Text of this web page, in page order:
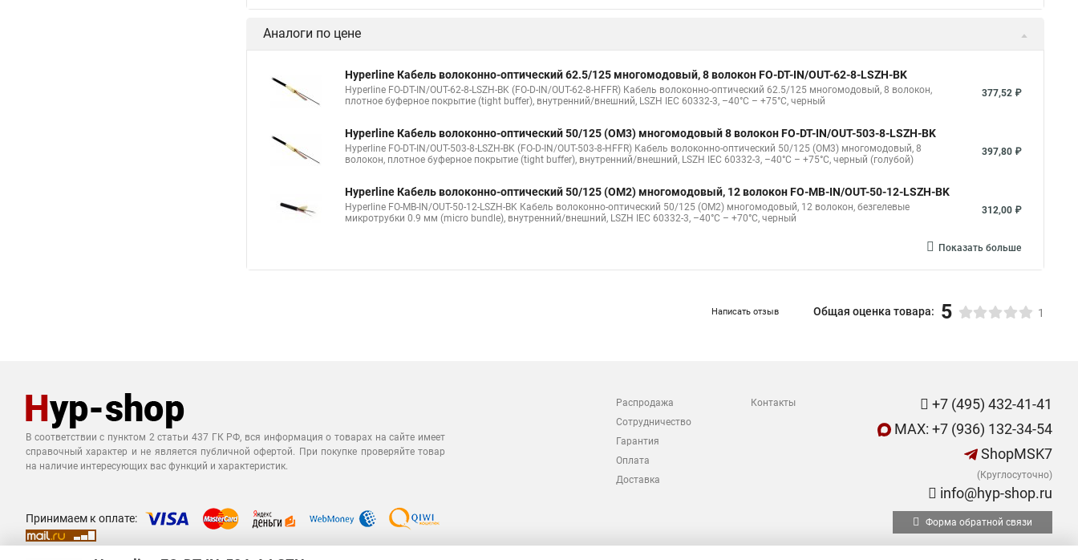
2-LSZH-BK
свободными волокнами (FTTH), гибкий (мин. стат. радиус изгиба 15 мм), для внутренней прокладки, LSZH, –30°C – +70°C, черный
57,33 ₽
Hyperline Кабель волоконно-оптический 62.5/125 (OM1) многомодовый 2 волокна, duplex FO-D3-IN-62-2-LSZH-BK
Hyperline FO-D3-IN-62-2-LSZH-BK Кабель волоконно-оптический 62.5/125 (OM1) многомодовый, 2 волокна, duplex, zip-cord, плотное
буферное покрытие (tight buffer) 3.0 мм, для внутренней прокладки, LSZH, черный
Hyperline FO-D2-IN-62-2-LSZH-BK Кабель волоконно-оптический 62.5/125 (OM1) многомодовый, 2 волокна, duplex, zip-cord, плотное
буферное покрытие (tight buffer) 2.0 мм, для внутренней прокладки, LSZH, черный
Аналоги по цене
Hyperline FO-DT-IN/OUT-62-8-LSZH-BK (FO-D-IN/OUT-62-8-HFFR) Кабель волоконно-оптический 62.5/125 многомодовый, 8 волокон,
Hyperline Кабель волоконно-оптический 50/125 (OM3) многомодовый 8 волокон FO-DT-IN/OUT-503-8-LSZH-BK
микротрубки 0.9 мм (micro bundle), внутренний/внешний, LSZH IEC 60332-3, –40°C – +70°C, черный
Показать больше
5 1